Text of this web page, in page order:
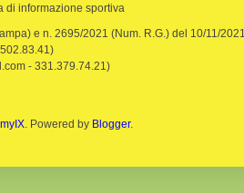
di informazione sportiva
e n. 2695/2021 (Num. R.G.) del 10/11/2021
- 331.379.74.21)
. Powered by Blogger.